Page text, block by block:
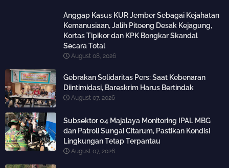
Anggap Kasus KUR Jember Sebagai Kejahatan
Kemanusiaan, Jalih Pitoeng Desak Kejagung,
Kortas Tipikor dan KPK Bongkar Skandal
Secara Total
August 08, 2026
Gebrakan Solidaritas Pers: Saat Kebenaran
Diintimidasi, Bareskrim Harus Bertindak
August 07, 2026
Subsektor 04 Majalaya Monitoring IPAL MBG
dan Patroli Sungai Citarum, Pastikan Kondisi
Lingkungan Tetap Terpantau
August 07, 2026